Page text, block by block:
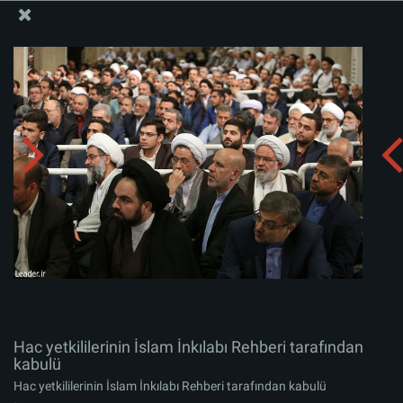
Hac yetkililerinin İslam İnkılabı Rehberi tarafından
kabulü
Albümü indirin:
Hac yetkililerinin İslam İnkılabı Rehberi tarafından
kabulü
Hac yetkililerinin İslam İnkılabı Rehberi tarafından kabulü